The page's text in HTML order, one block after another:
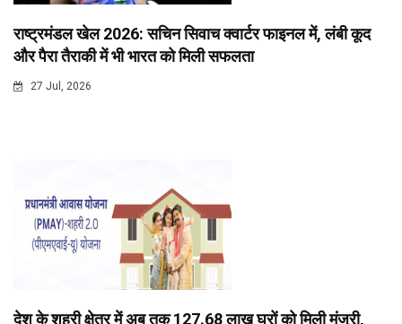
राष्ट्रमंडल खेल 2026: सचिन सिवाच क्वार्टर फाइनल में, लंबी कूद
और पैरा तैराकी में भी भारत को मिली सफलता
27 Jul, 2026
देश के शहरी क्षेत्र में अब तक 127.68 लाख घरों को मिली मंजूरी,